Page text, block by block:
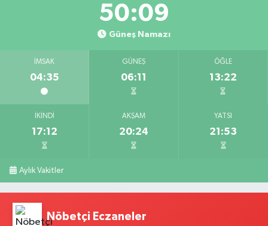
50:08
Güneş Namazı
İMSAK
04:35
GÜNEŞ
06:11
ÖĞLE
13:22
İKINDI
17:12
AKŞAM
20:24
YATSI
21:53
Aylık Vakitler
Nöbetçi Eczaneler